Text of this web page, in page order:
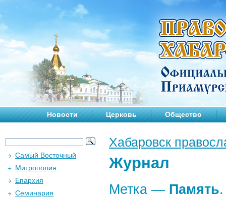
Новости Церковь Общество
Хабаровск
Журнал
Метка — Память.
Самый Восточный
Митрополия
Епархия
Семинария